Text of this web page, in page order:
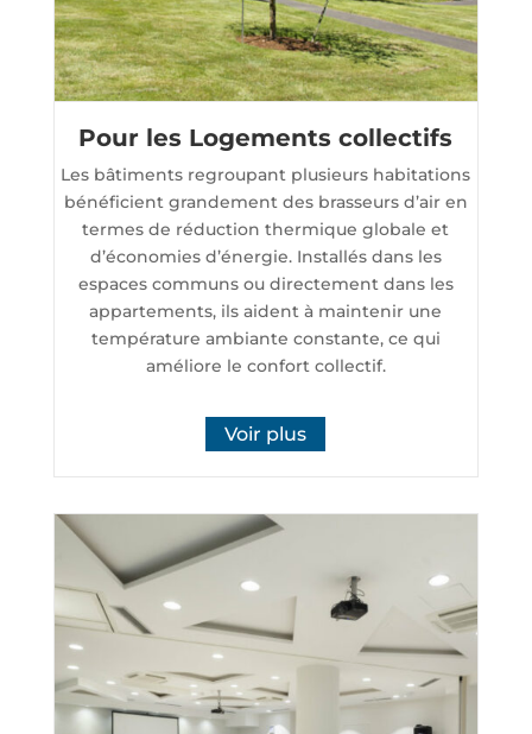
Pour les Logements collectifs
Les bâtiments regroupant plusieurs habitations
bénéficient grandement des brasseurs d’air en
termes de réduction thermique globale et
d’économies d’énergie. Installés dans les
espaces communs ou directement dans les
appartements, ils aident à maintenir une
température ambiante constante, ce qui
améliore le confort collectif.
Voir plus